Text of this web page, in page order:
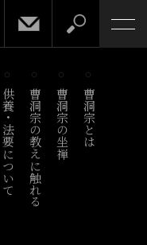
供養・法要について曹洞宗の教えに触れる 曹洞宗の坐禅 曹洞宗とは